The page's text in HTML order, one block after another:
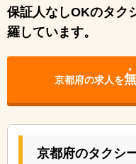
保証⼈なしOKのタク
羅しています。
京都府の求人を
京都府のタクシ